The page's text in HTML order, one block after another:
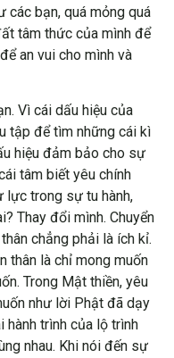
các bạn, quá mỏng quá
tâm thức của mình để
an vui cho mình và
Vì cái dấu hiệu của
tập để tìm những cái kì
hiệu đảm bảo cho sự
tâm biết yêu chính
lực trong sự tu hành,
Thay đổi mình. Chuyển
chẳng phải là ích kỉ.
thân là chỉ mong muốn
Trong Mật thiền, yêu
như lời Phật đã dạy
hành trình của lộ trình
nhau. Khi nói đến sự